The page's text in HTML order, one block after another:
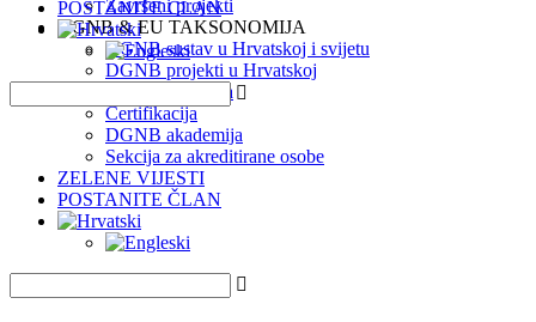
Završeni projekti
DGNB & EU TAKSONOMIJA
DGNB sustav u Hrvatskoj i svijetu
DGNB projekti u Hrvatskoj
EU Taksonomija
Certifikacija
DGNB akademija
Sekcija za akreditirane osobe
ZELENE VIJESTI
POSTANITE ČLAN
POSTANITE ČLAN